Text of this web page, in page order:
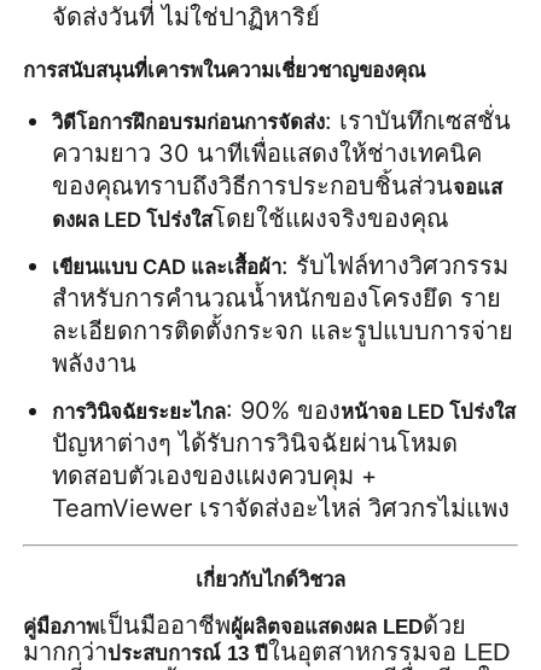
จัดส่งวันที่ ไม่ใช่ปาฏิหาริย์
การสนับสนุนที่เคารพในความเชี่ยวชาญของคุณ
วิดีโอการฝึกอบรมก่อนการจัดส่ง: เราบันทึกเซสชั่น
ความยาว 30 นาทีเพื่อแสดงให้ช่างเทคนิค
ของคุณทราบถึงวิธีการประกอบชิ้นส่วนจอแส
ดงผล LED โปร่งใสโดยใช้แผงจริงของคุณ
เขียนแบบ CAD และเสื้อผ้า: รับไฟล์ทางวิศวกรรม
สำหรับการคำนวณน้ำหนักของโครงยึด ราย
ละเอียดการติดตั้งกระจก และรูปแบบการจ่าย
พลังงาน
การวินิจฉัยระยะไกล: 90% ของหน้าจอ LED โปร่งใส
ปัญหาต่างๆ ได้รับการวินิจฉัยผ่านโหมด
ทดสอบตัวเองของแผงควบคุม +
TeamViewer เราจัดส่งอะไหล่ วิศวกรไม่แพง
เกี่ยวกับไกด์วิชวล
คู่มือภาพเป็นมืออาชีพผู้ผลิตจอแสดงผล LEDด้วย
มากกว่าประสบการณ์ 13 ปีในอุตสาหกรรมจอ LED